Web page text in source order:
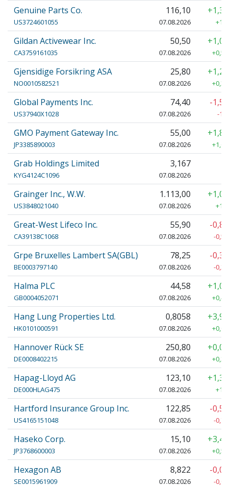
Genuine Parts Co.
US3724601055
116,10
07.08.2026
Gildan Activewear Inc.
CA3759161035
50,50
07.08.2026
Gjensidige Forsikring ASA
NO0010582521
25,80
07.08.2026
Global Payments Inc.
US37940X1028
74,40
07.08.2026
-
-
GMO Payment Gateway Inc.
JP3385890003
55,00
07.08.2026
Grab Holdings Limited
KYG4124C1096
3,167
07.08.2026
Grainger Inc., W.W.
US3848021040
1.113,00
07.08.2026
Great-West Lifeco Inc.
CA39138C1068
55,90
07.08.2026
-
-
Grpe Bruxelles Lambert SA(GBL)
BE0003797140
78,25
07.08.2026
-
-
Halma PLC
GB0004052071
44,58
07.08.2026
Hang Lung Properties Ltd.
HK0101000591
0,8058
07.08.2026
Hannover Rück SE
DE0008402215
250,80
07.08.2026
Hapag-Lloyd AG
DE000HLAG475
123,10
07.08.2026
Hartford Insurance Group Inc.
US4165151048
122,85
07.08.2026
-
-
Haseko Corp.
JP3768600003
15,10
07.08.2026
Hexagon AB
SE0015961909
8,822
07.08.2026
-
-